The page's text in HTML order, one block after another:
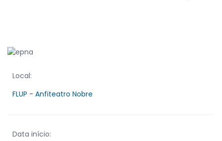
Local:
FLUP - Anfiteatro Nobre
Data início: